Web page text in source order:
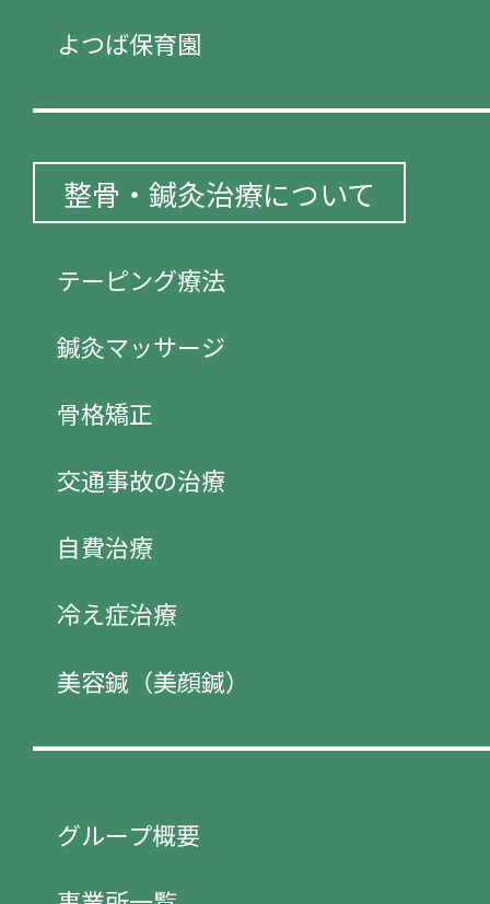
よつば保育園
整骨・鍼灸治療について
テーピング療法
鍼灸マッサージ
骨格矯正
交通事故の治療
自費治療
冷え症治療
美容鍼（美顔鍼）
グループ概要